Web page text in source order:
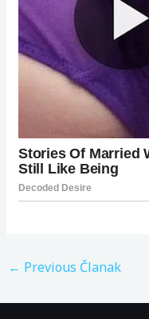
← Previous Članak